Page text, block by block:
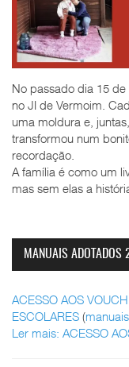
No passado dia 15
no JI de Vermoim.
uma moldura e,
transformou num
recordação.
A família é como um
mas sem elas a
MANUAIS ADOTADOS
ACESSO AOS
ESCOLARES (manuais
Ler mais: ACESSO